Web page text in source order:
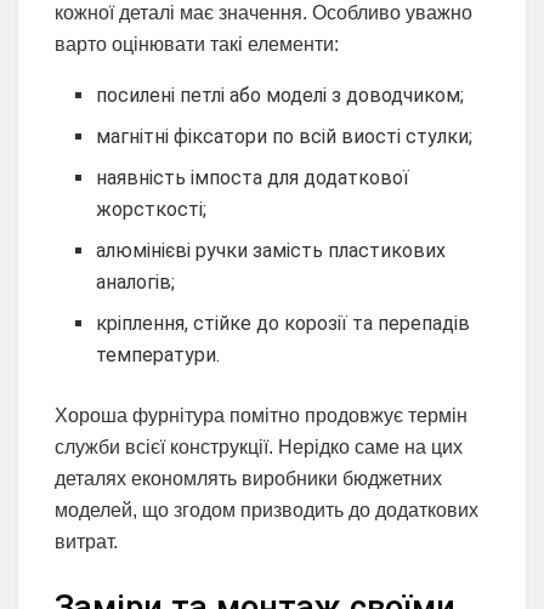
кожної деталі має значення. Особливо уважно
варто оцінювати такі елементи:
посилені петлі або моделі з доводчиком;
магнітні фіксатори по всій виості стулки;
наявність імпоста для додаткової
жорсткості;
алюмінієві ручки замість пластикових
аналогів;
кріплення, стійке до корозії та перепадів
температури.
Хороша фурнітура помітно продовжує термін
служби всієї конструкції. Нерідко саме на цих
деталях економлять виробники бюджетних
моделей, що згодом призводить до додаткових
витрат.